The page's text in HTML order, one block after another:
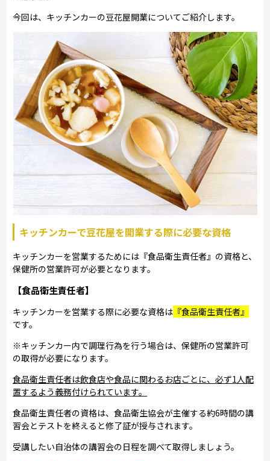
今回は、キッチンカーの豆花屋開業についてご紹介します。
キッチンカーで豆花屋を開業する際に必要な資格
キッチンカーを営業するためには『食品衛生責任者』の資格と、
保健所の営業許可が必要となります。
【食品衛生責任者】
キッチンカーを営業する際に必要な資格は 『食品衛生責任者』
です。
※キッチンカー内で調理行為を行う場合は、保健所の営業許可
の取得が必要になります。
食品衛生責任者は飲食店や食品に関わるお店ごとに、必ず1人配
置するよう義務付けられています。
食品衛生責任者の資格は、食品衛生協会が主催する約6時間の講
習会とテストを終えると修了証が授与されます。
受講したい自治体の講習会の日程を調べて取得しましょう。